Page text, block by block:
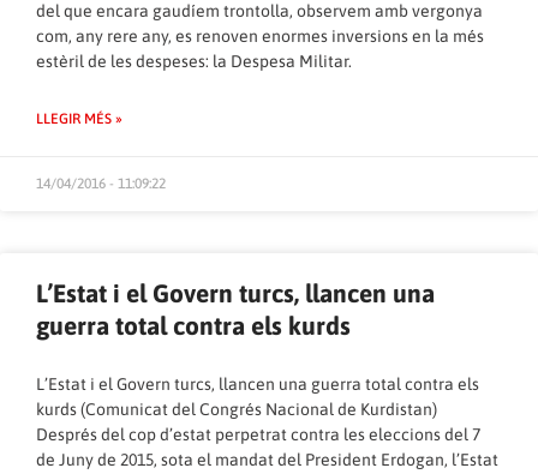
del que encara gaudíem trontolla, observem amb vergonya
com, any rere any, es renoven enormes inversions en la més
estèril de les despeses: la Despesa Militar.
LLEGIR MÉS »
14/04/2016 - 11:09:22
L’Estat i el Govern turcs, llancen una
guerra total contra els kurds
L’Estat i el Govern turcs, llancen una guerra total contra els
kurds (Comunicat del Congrés Nacional de Kurdistan)
Després del cop d’estat perpetrat contra les eleccions del 7
de Juny de 2015, sota el mandat del President Erdogan, l’Estat